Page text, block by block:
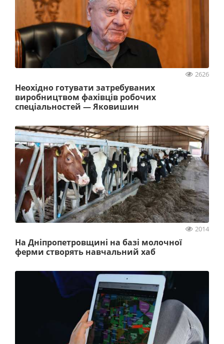
2626
Неохідно готувати затребуваних
виробництвом фахівців робочих
спеціальностей — Яковишин
2014
На Дніпропетровщині на базі молочної
ферми створять навчальний хаб